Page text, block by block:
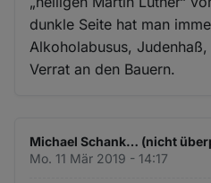
dunkle Seite hat man
Alkoholabusus,
Verrat an den Bauern.
Michael Schank… (nicht
Mo. 11 Mär 2019 - 14:17